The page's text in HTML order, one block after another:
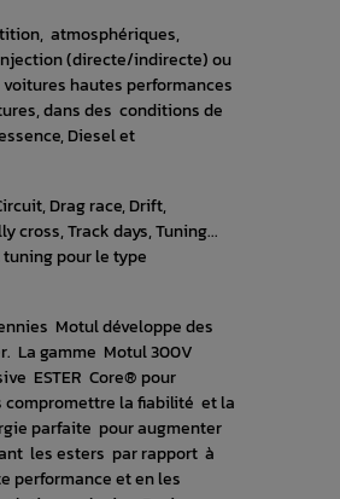
atmosphériques,
(directe/indirecte) ou
hautes performances
dans des conditions de
Diesel et
Drag race, Drift,
cross, Track days, Tuning...
pour le type
Motul développe des
La gamme Motul 300V
ESTER Core® pour
la fiabilité et la
parfaite pour augmenter
les esters par rapport à
performance et en les